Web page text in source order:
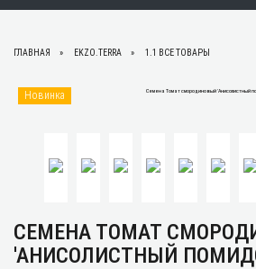
ГЛАВНАЯ EKZO.TERRA 1.1 ВСЕ ТОВАРЫ
Новинка
СЕМЕНА ТОМАТ
'АНИСОЛИСТНЫЙ